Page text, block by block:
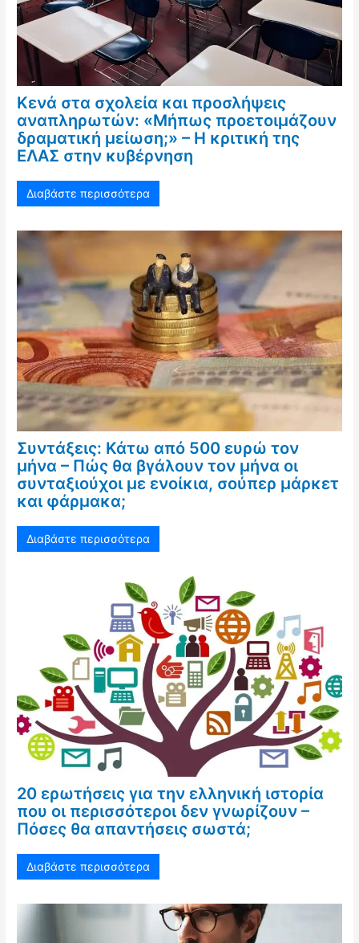
Κενά στα σχολεία και προσλήψεις
αναπληρωτών: «Μήπως προετοιμάζουν
δραματική μείωση;» – Η κριτική της
ΕΛΑΣ στην κυβέρνηση
Διαβάστε περισσότερα
Συντάξεις: Κάτω από 500 ευρώ τον
μήνα – Πώς θα βγάλουν τον μήνα οι
συνταξιούχοι με ενοίκια, σούπερ μάρκετ
και φάρμακα;
Διαβάστε περισσότερα
20 ερωτήσεις για την ελληνική ιστορία
που οι περισσότεροι δεν γνωρίζουν –
Πόσες θα απαντήσεις σωστά;
Διαβάστε περισσότερα